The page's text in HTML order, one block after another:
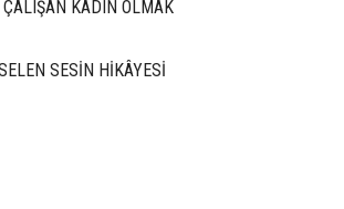
ÇALIŞAN KADIN OLMAK
SESİN HİKÂYESİ